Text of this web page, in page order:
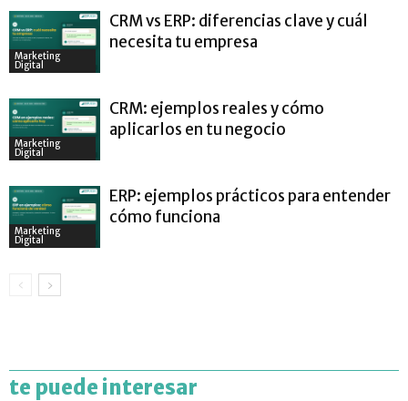
Marketing
Digital
CRM vs ERP: diferencias clave y cuál
necesita tu empresa
Marketing
Digital
CRM: ejemplos reales y cómo
aplicarlos en tu negocio
Marketing
Digital
ERP: ejemplos prácticos para entender
cómo funciona
te puede interesar